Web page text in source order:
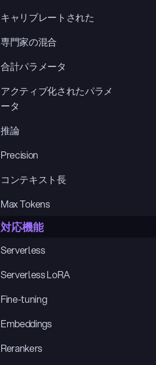
キャリブレートされた
専門家の混合
合計パラメータ
アクティブ化されたパラメ
ータ
推論
Precision
コンテキスト長
Max Tokens
対応機能
Serverless
Serverless LoRA
Fine-tuning
Embeddings
Rerankers